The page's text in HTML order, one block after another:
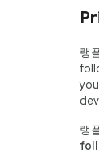
는
💬
톱
랭
랭